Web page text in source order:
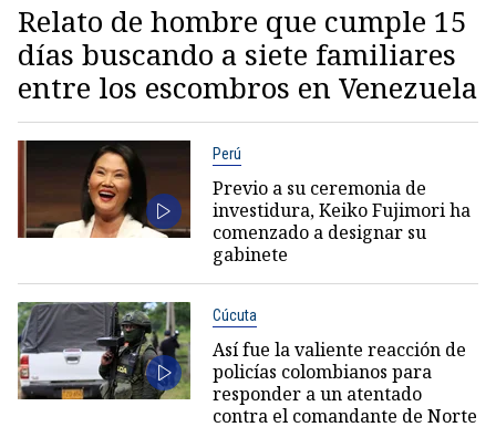
Relato de hombre que cumple 15
días buscando a siete familiares
entre los escombros en Venezuela
Perú
Previo a su ceremonia de
investidura, Keiko Fujimori ha
comenzado a designar su
gabinete
Cúcuta
Así fue la valiente reacción de
policías colombianos para
responder a un atentado
contra el comandante de Norte